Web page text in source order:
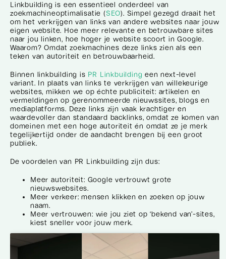
Linkbuilding is een essentieel onderdeel van
zoekmachineoptimalisatie (SEO). Simpel gezegd draait het
om het verkrijgen van links van andere websites naar jouw
eigen website. Hoe meer relevante en betrouwbare sites
naar jou linken, hoe hoger je website scoort in Google.
Waarom? Omdat zoekmachines deze links zien als een
teken van autoriteit en betrouwbaarheid.
Binnen linkbuilding is PR Linkbuilding een next-level
variant. In plaats van links te verkrijgen van willekeurige
websites, mikken we op échte publiciteit: artikelen en
vermeldingen op gerenommeerde nieuwssites, blogs en
mediaplatforms. Deze links zijn vaak krachtiger en
waardevoller dan standaard backlinks, omdat ze komen van
domeinen met een hoge autoriteit én omdat ze je merk
tegelijkertijd onder de aandacht brengen bij een groot
publiek.
De voordelen van PR Linkbuilding zijn dus:
Meer autoriteit: Google vertrouwt grote
nieuwswebsites.
Meer verkeer: mensen klikken en zoeken op jouw
naam.
Meer vertrouwen: wie jou ziet op ‘bekend van’-sites,
kiest sneller voor jouw merk.